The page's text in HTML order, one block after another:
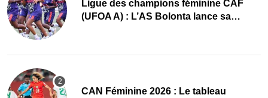
Ligue des champions féminine CAF
(UFOA A) : L’AS Bolonta lance sa
CAN Féminine 2026 : Le tableau